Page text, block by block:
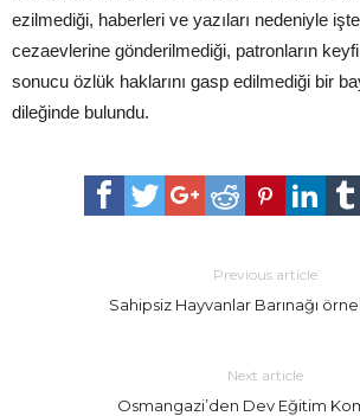
ezilmediği, haberleri ve yazıları nedeniyle
cezaevlerine gönderilmediği, patronların
sonucu özlük haklarını gasp edilmediği bir
dileğinde bulundu.
Previous article
Sahipsiz Hayvanlar Barınağı
Next article
Osmangazi’den Dev Eğitim